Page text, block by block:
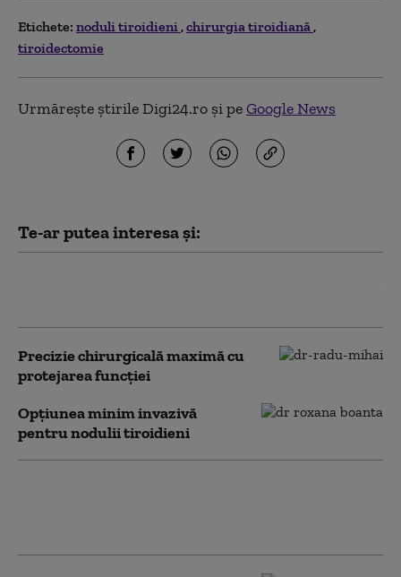
Etichete: noduli tiroidieni chirurgia tiroidiană
tiroidectomie
Urmărește știrile Digi24.ro și peGoogle News
Te-ar putea interesa și:
Precizie chirurgicală maximă cu
protejarea funcției
Opțiunea minim invazivă
pentru nodulii tiroidieni